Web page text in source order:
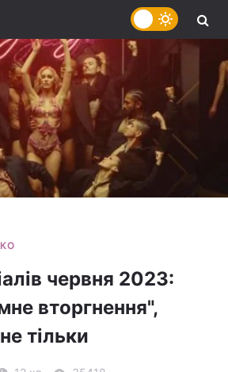
червня 2023:
вторгнення",
тільки